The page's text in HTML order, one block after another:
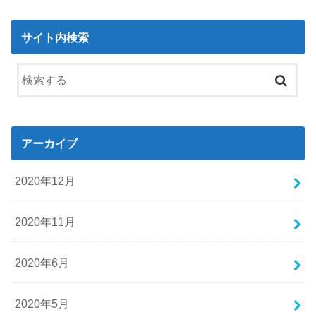
サイト内検索
アーカイブ
2020年12月
2020年11月
2020年6月
2020年5月